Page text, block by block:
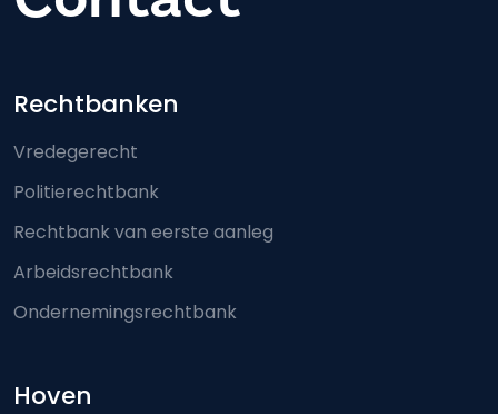
Footer-menu
Rechtbanken
Vredegerecht
Politierechtbank
Rechtbank van eerste aanleg
Arbeidsrechtbank
Ondernemingsrechtbank
Hoven